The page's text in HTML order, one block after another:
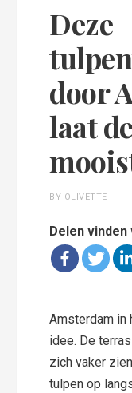
Deze
door
laat
BY OLIVETTE
Delen
Amsterdam in
idee. De
zich vaker
tulpen op